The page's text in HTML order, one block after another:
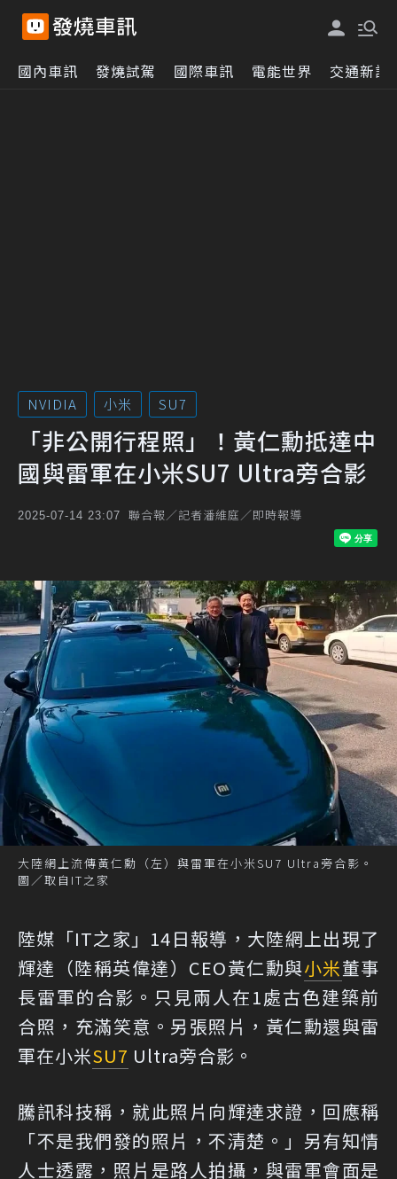
國內車訊 發燒試駕 國際車訊 電能世界 交通新訊
NVIDIA 小米 SU7
「非公開行程照」！黃仁勳抵達中
國與雷軍在小米SU7 Ultra旁合影
2025-07-14 23:07 聯合報／記者潘維庭／即時報導
大陸網上流傳黃仁勳（左）與雷軍在小米SU7 Ultra旁合影。
圖／取自IT之家
陸媒「IT之家」14日報導，大陸網上出現了
輝達（陸稱英偉達）CEO黃仁勳與小米董事
長雷軍的合影。只見兩人在1處古色建築前
合照，充滿笑意。另張照片，黃仁勳還與雷
軍在小米SU7 Ultra旁合影。
騰訊科技稱，就此照片向輝達求證，回應稱
「不是我們發的照片，不清楚。」另有知情
人士透露，照片是路人拍攝，與雷軍會面是